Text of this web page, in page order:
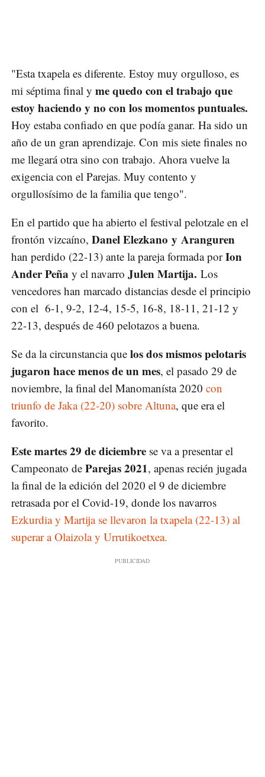
"Esta txapela es diferente. Estoy muy orgulloso, es
mi séptima final y me quedo con el trabajo que
estoy haciendo y no con los momentos puntuales.
Hoy estaba confiado en que podía ganar. Ha sido un
año de un gran aprendizaje. Con mis siete finales no
me llegará otra sino con trabajo. Ahora vuelve la
exigencia con el Parejas. Muy contento y
orgullosísimo de la familia que tengo".
En el partido que ha abierto el festival pelotzale en el
frontón vizcaíno, Danel Elezkano y Aranguren
han perdido (22-13) ante la pareja formada porIon
Ander Peña y el navarro Julen Martija. Los
vencedores han marcado distancias desde el principio
con el 6-1, 9-2, 12-4, 15-5, 16-8, 18-11, 21-12 y
22-13, después de 460 pelotazos a buena.
Se da la circunstancia que los dos mismos pelotaris
jugaron hace menos de un mes, el pasado 29 de
noviembre, la final del Manomanísta 2020 con
triunfo de Jaka (22-20) sobre Altuna, que era el
favorito.
Este martes 29 de diciembre se va a presentar el
Campeonato de Parejas 2021, apenas recién jugada
la final de la edición del 2020 el 9 de diciembre
retrasada por el Covid-19, donde los navarros
Ezkurdia y Martija se llevaron la txapela (22-13) al
superar a Olaizola y Urrutikoetxea.